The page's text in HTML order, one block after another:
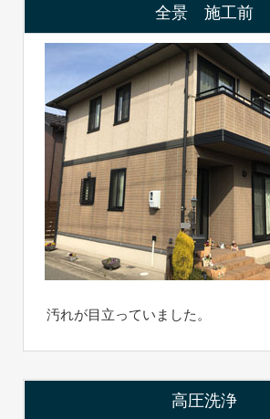
全景 施工前
汚れが目立っていました。
高圧洗浄